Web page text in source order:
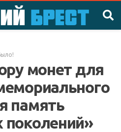
монет для
память
поколений»